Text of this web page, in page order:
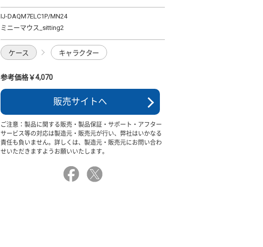
IJ-DAQM7ELC1P/MN24
ミニーマウス_sitting2
ケース キャラクター
参考価格￥4,070
販売サイトへ
ご注意：製品に関する販売・製品保証・サポート・アフター
サービス等の対応は製造元・販売元が行い、弊社はいかなる
責任も負いません。詳しくは、製造元・販売元にお問い合わ
せいただきますようお願いいたします。